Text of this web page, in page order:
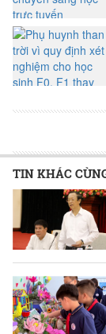
TIN KHÁC